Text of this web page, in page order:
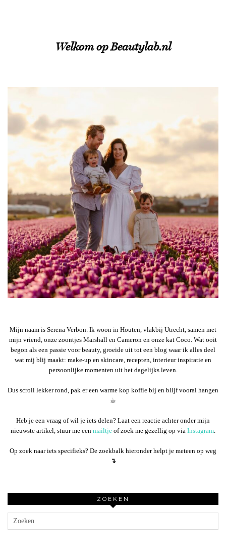
Welkom op Beautylab.nl
Mijn naam is Serena Verbon. Ik woon in Houten, vlakbij Utrecht, samen met
mijn vriend, onze zoontjes Marshall en Cameron en onze kat Coco. Wat ooit
begon als een passie voor beauty, groeide uit tot een blog waar ik alles deel
wat mij blij maakt: make-up en skincare, recepten, interieur inspiratie en
persoonlijke momenten uit het dagelijks leven.
Dus scroll lekker rond, pak er een warme kop koffie bij en blijf vooral hangen
☕︎
Heb je een vraag of wil je iets delen? Laat een reactie achter onder mijn
nieuwste artikel, stuur me een mailtje of zoek me gezellig op via Instagram
Op zoek naar iets specifieks? De zoekbalk hieronder helpt je meteen op weg
↴
ZOEKEN